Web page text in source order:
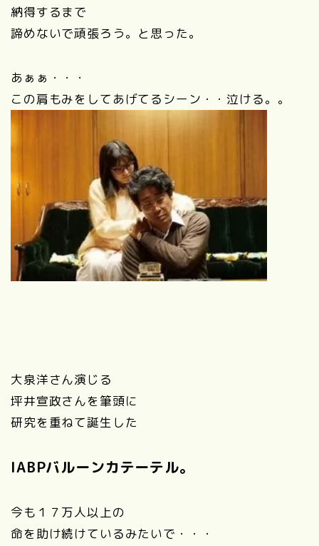
納得するまで
諦めないで頑張ろう。と思った。
あぁぁ・・・
この肩もみをしてあげてるシーン・・泣ける。。
大泉洋さん演じる
坪井宣政さんを筆頭に
研究を重ねて誕生した
IABPバルーンカテーテル。
今も１７万人以上の
命を助け続けているみたいで・・・